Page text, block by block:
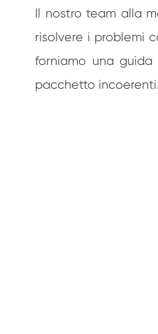
Il nostro team alla
risolvere i problemi
forniamo una
pacchetto incoerenti.